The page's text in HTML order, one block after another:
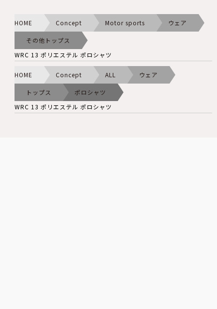
HOME Concept Motor sports ウェア
その他トップス
WRC 13 ポリエステル ポロシャツ
HOME Concept ALL ウェア
トップス
ポロシャツ
WRC 13 ポリエステル ポロシャツ